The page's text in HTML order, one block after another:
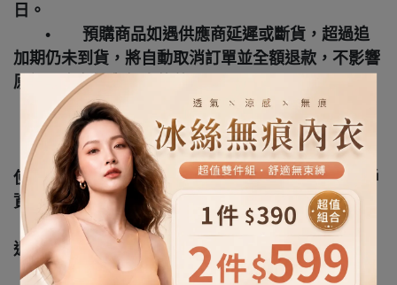
日。
• 預購商品如遇供應商延遲或斷貨，超過追
加期仍未到貨，將自動取消訂單並全額退款，不影響
原訂單之免運與優惠條件。
【退款方式】
• 線上刷卡訂單將由原付款方式退刷；若您
使用其他付款方式（如超商付款），請提供退款帳戶
資訊，我們將於5–7個工作天內完成退款作業。
• 若訂單因退貨後未達免運門檻，將自動從
退款金額中扣除原運費 $60 元。